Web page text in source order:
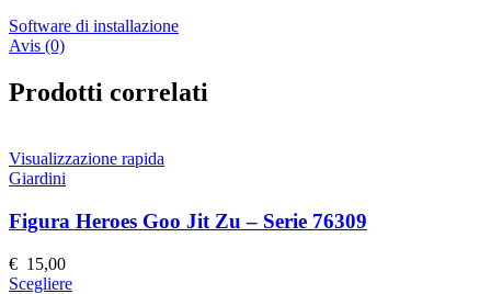
Software di installazione
Avis (0)
Prodotti correlati
Visualizzazione rapida
Giardini
Figura Heroes Goo Jit Zu – Serie 76309
€ 15,00
ScegliereQuesto